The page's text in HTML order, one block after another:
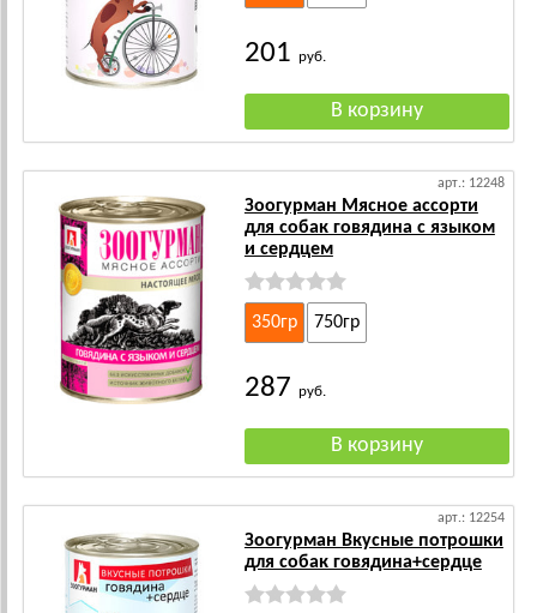
201 руб.
арт.: 12248
Зоогурман Мясное ассорти
для собак говядина с языком
и сердцем
350гр 750гр
287 руб.
арт.: 12254
Зоогурман Вкусные потрошки
для собак говядина+сердце